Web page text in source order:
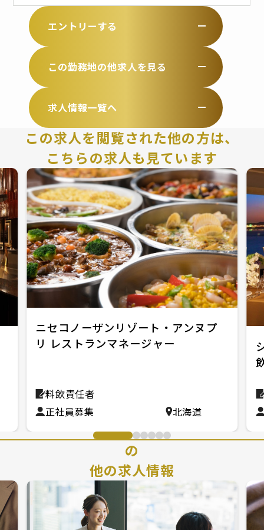
エントリーする
この勤務地の他求人を見る
求人情報一覧へ
この求人を閲覧された他の方は、
こちらの求人も見ています
ニセコノーザンリゾート・アンヌプ
リ レストランマネージャー
料飲責任者
正社員募集
北海道
の
他の求人情報